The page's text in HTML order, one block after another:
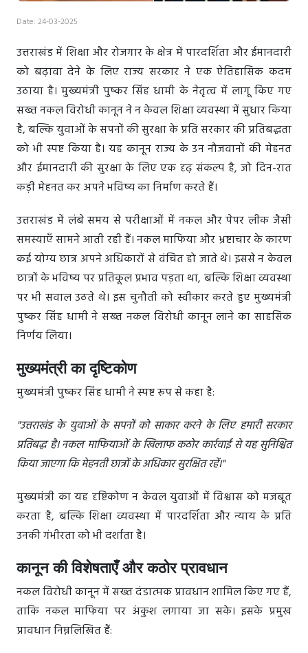
Date: 24-03-2025
उत्तराखंड में शिक्षा और रोजगार के क्षेत्र में पारदर्शिता और ईमानदारी
को बढ़ावा देने के लिए राज्य सरकार ने एक ऐतिहासिक कदम
उठाया है। मुख्यमंत्री पुष्कर सिंह धामी के नेतृत्व में लागू किए गए
सख्त नकल विरोधी कानून ने न केवल शिक्षा व्यवस्था में सुधार किया
है, बल्कि युवाओं के सपनों की सुरक्षा के प्रति सरकार की प्रतिबद्धता
को भी स्पष्ट किया है। यह कानून राज्य के उन नौजवानों की मेहनत
और ईमानदारी की सुरक्षा के लिए एक दृढ़ संकल्प है, जो दिन-रात
कड़ी मेहनत कर अपने भविष्य का निर्माण करते हैं।
उत्तराखंड में लंबे समय से परीक्षाओं में नकल और पेपर लीक जैसी
समस्याएँ सामने आती रही हैं। नकल माफिया और भ्रष्टाचार के कारण
कई योग्य छात्र अपने अधिकारों से वंचित हो जाते थे। इससे न केवल
छात्रों के भविष्य पर प्रतिकूल प्रभाव पड़ता था, बल्कि शिक्षा व्यवस्था
पर भी सवाल उठते थे। इस चुनौती को स्वीकार करते हुए मुख्यमंत्री
पुष्कर सिंह धामी ने सख्त नकल विरोधी कानून लाने का साहसिक
निर्णय लिया।
मुख्यमंत्री का दृष्टिकोण
मुख्यमंत्री पुष्कर सिंह धामी ने स्पष्ट रूप से कहा है:
"उत्तराखंड के युवाओं के सपनों को साकार करने के लिए हमारी सरकार
प्रतिबद्ध है। नकल माफियाओं के खिलाफ कठोर कार्रवाई से यह सुनिश्चित
किया जाएगा कि मेहनती छात्रों के अधिकार सुरक्षित रहें।"
मुख्यमंत्री का यह दृष्टिकोण न केवल युवाओं में विश्वास को मजबूत
करता है, बल्कि शिक्षा व्यवस्था में पारदर्शिता और न्याय के प्रति
उनकी गंभीरता को भी दर्शाता है।
कानून की विशेषताएँ और कठोर प्रावधान
नकल विरोधी कानून में सख्त दंडात्मक प्रावधान शामिल किए गए हैं,
ताकि नकल माफिया पर अंकुश लगाया जा सके। इसके प्रमुख
प्रावधान निम्नलिखित हैं: